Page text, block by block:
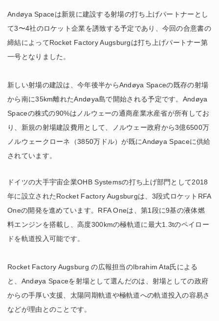
Andøya Spaceは新規に建設する射場の打ち上げパートナーとし
て3〜4社のロケット企業を誘致する予定であり、今回の合意書の
締結によってRocket Factory Augsburgは打ち上げパートナー第
一号となりました。
新しい射場の建設は、今年後半からAndøya Spaceの既存の射場
から南に35km離れたAndøya島で開始される予定です。Andøya
Spaceの株式の90%はノルウェーの通商産業水産省が所有してお
り、新規の射場建設費用として、ノルウェー政府から3億6500万
ノルウェークローネ（3850万ドル）が既にAndøya Spaceに供給
されています。
ドイツの大手宇宙企業OHB Systemsの打ち上げ部門として2018
年に設立されたRocket Factory Augsburgは、3段式ロケットRFA
Oneの開発を進めています。RFA Oneは、第1段に9基の液体燃
料エンジンを搭載し、高度300kmの極軌道に最大1.3tのペイロー
ドを軌道投入可能です。
Rocket Factory Augsburg の広報担当のIbrahim Ata氏による
と、Andøya Spaceを射場として選んだのは、射場としての政府
からの手厚い支援、太陽同期軌道や極軌道への軌道投入の容易さ
などが理由とのことです。